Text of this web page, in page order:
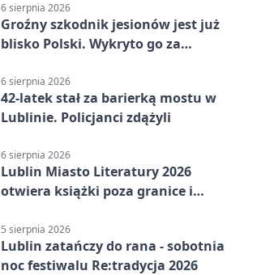
6 sierpnia 2026
Groźny szkodnik jesionów jest już
blisko Polski. Wykryto go za
6 sierpnia 2026
42-latek stał za barierką mostu w
Lublinie. Policjanci zdążyli
6 sierpnia 2026
Lublin Miasto Literatury 2026
otwiera książki poza granice i
5 sierpnia 2026
Lublin zatańczy do rana - sobotnia
noc festiwalu Re:tradycja 2026